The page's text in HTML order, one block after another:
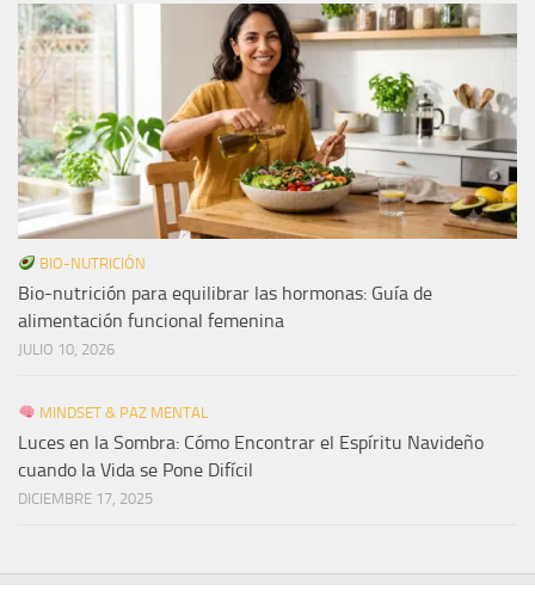
BIO-NUTRICIÓN
Bio-nutrición para equilibrar las hormonas: Guía de
alimentación funcional femenina
JULIO 10, 2026
MINDSET & PAZ MENTAL
Luces en la Sombra: Cómo Encontrar el Espíritu Navideño
cuando la Vida se Pone Difícil
DICIEMBRE 17, 2025